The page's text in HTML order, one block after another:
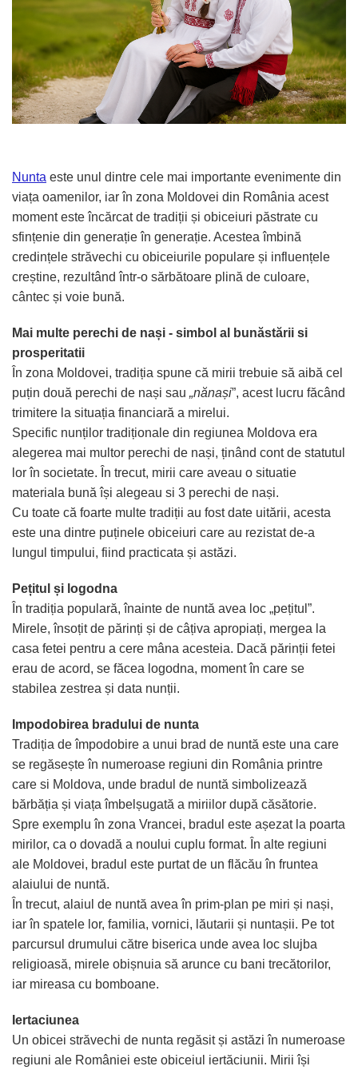
Meniuri & nr de BOTEZ
Plicuri si cartoane pentru INVITATII
TAVA pentru MOT
Cruciulite de BOTEZ
Invitatii BANCHET
Pahare Miri & Nasi
Cocarde nunta
Inmormatare/pomana
Meniuri pentru NUNTA
Decoratiuni NUNTA
Nunta este unul dintre cele mai importante evenimente din
viața oamenilor, iar în zona Moldovei din România acest
moment este încărcat de tradiții și obiceiuri păstrate cu
sfințenie din generație în generație. Acestea îmbină
credințele străvechi cu obiceiurile populare și influențele
creștine, rezultând într-o sărbătoare plină de culoare,
cântec și voie bună.
Mai multe perechi de nași - simbol al bunăstării si
prosperitatii
În zona Moldovei, tradiția spune că mirii trebuie să aibă cel
puțin două perechi de nași sau „nănași”, acest lucru făcând
trimitere la situația financiară a mirelui.
Specific nunților tradiționale din regiunea Moldova era
alegerea mai multor perechi de nași, ținând cont de statutul
lor în societate. În trecut, mirii care aveau o situatie
materiala bună își alegeau si 3 perechi de nași.
Cu toate că foarte multe tradiții au fost date uitării, acesta
este una dintre puținele obiceiuri care au rezistat de-a
lungul timpului, fiind practicata și astăzi.
Pețitul și logodna
În tradiția populară, înainte de nuntă avea loc „pețitul”.
Mirele, însoțit de părinți și de câțiva apropiați, mergea la
casa fetei pentru a cere mâna acesteia. Dacă părinții fetei
erau de acord, se făcea logodna, moment în care se
stabilea zestrea și data nunții.
Impodobirea bradului de nunta
Tradiția de împodobire a unui brad de nuntă este una care
se regăsește în numeroase regiuni din România printre
care si Moldova, unde bradul de nuntă simbolizează
bărbăția și viața îmbelșugată a miriilor după căsătorie.
Spre exemplu în zona Vrancei, bradul este așezat la poarta
mirilor, ca o dovadă a noului cuplu format. În alte regiuni
ale Moldovei, bradul este purtat de un flăcău în fruntea
alaiului de nuntă.
În trecut, alaiul de nuntă avea în prim-plan pe miri și nași,
iar în spatele lor, familia, vornici, lăutarii și nuntașii. Pe tot
parcursul drumului către biserica unde avea loc slujba
religioasă, mirele obișnuia să arunce cu bani trecătorilor,
iar mireasa cu bomboane.
Iertaciunea
Un obicei străvechi de nunta regăsit și astăzi în numeroase
regiuni ale României este obiceiul iertăciunii. Mirii își